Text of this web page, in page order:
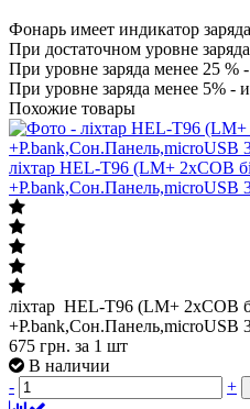
Фонарь имеет индикатор
При достаточном уровне
При уровне заряда менее 25 %
При уровне заряда менее 5% -
Похожие товары
ліхтар HEL-T96 (LM+ 2хCOB
+P.bank,Сон.Панель,microUSB
ліхтар HEL-T96 (LM+ 2хCOB
+P.bank,Сон.Панель,microUSB
675 грн. за 1 шт
В наличии
-
+